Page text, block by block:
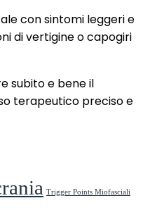
con sintomi leggeri e
di vertigine o capogiri
subito e bene il
terapeutico preciso e
Trigger Points Miofasciali